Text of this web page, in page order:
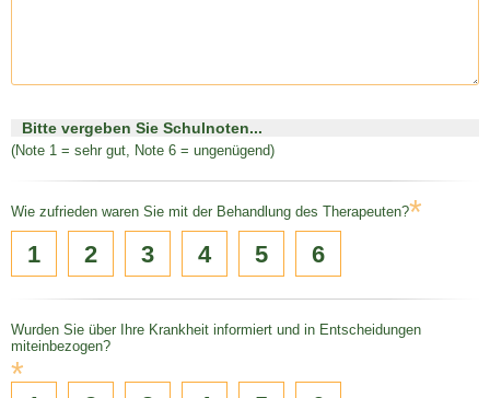
Bitte vergeben Sie Schulnoten...
(Note 1 = sehr gut, Note 6 = ungenügend)
Wie zufrieden waren Sie mit der Behandlung des Therapeuten?*
1 2 3 4 5 6
Wurden Sie über Ihre Krankheit informiert und in Entscheidungen
miteinbezogen?
*